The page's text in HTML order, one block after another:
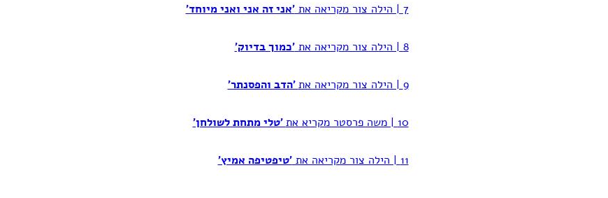
7 | הילה צור מקריאה את 'אני זה אני ואני מיוחד'
8 | הילה צור מקריאה את 'כמוך בדיוק'
9 | הילה צור מקריאה את 'הדב והפסנתר'
10 | משה פרסטר מקריא את 'טלי מתחת לשולחן'
11 | הילה צור מקריאה את 'טיפטיפה אמיץ'